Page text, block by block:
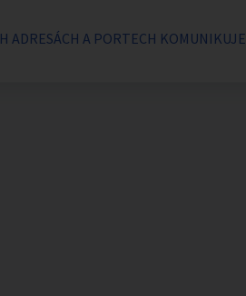
ADRESÁCH A PORTECH KOMUNIKUJE